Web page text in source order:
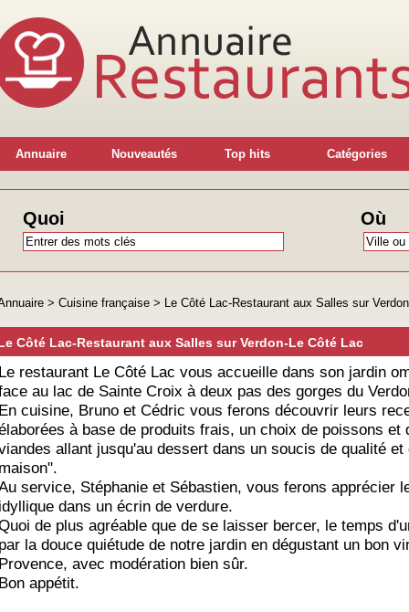
Annuaire Nouveautés Top hits Catégories
Quoi Où
> Cuisine française > Le Côté Lac-Restaurant aux Salles sur
Côté Lac-Restaurant aux Salles sur Verdon-Le Côté Lac
restaurant Le Côté Lac vous accueille dans son jardin
au lac de Sainte Croix à deux pas des gorges du
cuisine, Bruno et Cédric vous ferons découvrir leurs
à base de produits frais, un choix de poissons et
allant jusqu'au dessert dans un soucis de qualité et
service, Stéphanie et Sébastien, vous ferons apprécier
dans un écrin de verdure.
de plus agréable que de se laisser bercer, le temps
la douce quiétude de notre jardin en dégustant un bon
avec modération bien sûr.
appétit.